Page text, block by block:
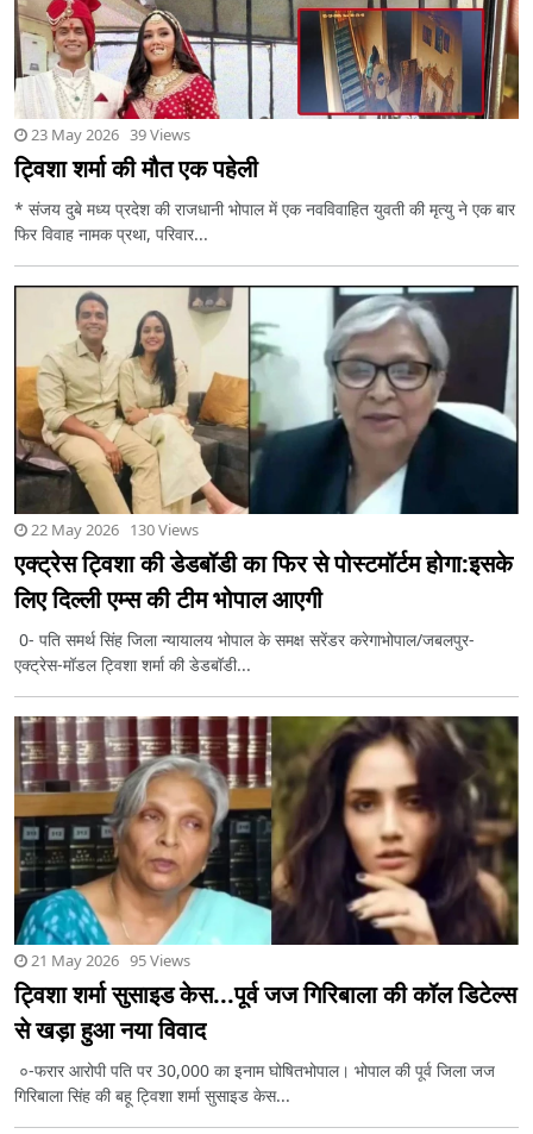
23 May 2026 39 Views
ट्विशा शर्मा की मौत एक पहेली
* संजय दुबे मध्य प्रदेश की राजधानी भोपाल में एक नवविवाहित युवती की मृत्यु ने एक बार
फिर विवाह नामक प्रथा, परिवार...
22 May 2026 130 Views
एक्ट्रेस ट्विशा की डेडबॉडी का फिर से पोस्टमॉर्टम होगा:इसके
लिए दिल्ली एम्स की टीम भोपाल आएगी
0- पति समर्थ सिंह जिला न्यायालय भोपाल के समक्ष सरेंडर करेगाभोपाल/जबलपुर-
एक्ट्रेस-मॉडल ट्विशा शर्मा की डेडबॉडी...
21 May 2026 95 Views
ट्विशा शर्मा सुसाइड केस...पूर्व जज गिरिबाला की कॉल डिटेल्स
से खड़ा हुआ नया विवाद
०-फरार आरोपी पति पर 30,000 का इनाम घोषितभोपाल। भोपाल की पूर्व जिला जज
गिरिबाला सिंह की बहू ट्विशा शर्मा सुसाइड केस...